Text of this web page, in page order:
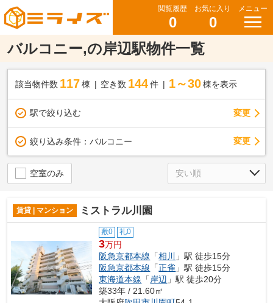
閲覧履歴
0
お気に入り
0
メニュー
バルコニー,の岸辺駅物件一覧
該当物件数 117棟 空き数 144 件 1～30 棟を表示
駅で絞り込む 変更
絞り込み条件： バルコニー 変更
空室のみ
賃貸 | マンション ミストラル川園
敷0 礼0
3万円
阪急京都本線 「相川
」駅 徒歩15分
阪急京都本線 「正雀 」駅 徒歩15分
東海道本線 「岸辺 」駅 徒歩20分
築33年 / 21.60㎡